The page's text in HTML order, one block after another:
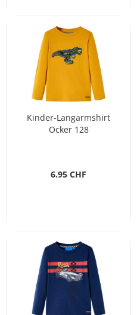
Kinder-Langarmshirt
Ocker 128
6.95 CHF